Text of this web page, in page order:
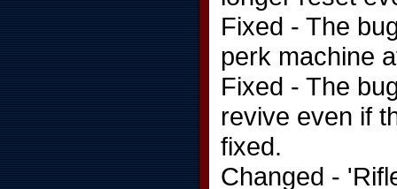
Fixed - The
perk machine
Fixed - The
revive even if
fixed.
Changed -